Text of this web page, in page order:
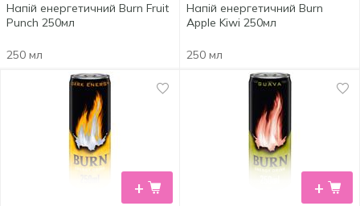
Напій енергетичний Burn Fruit
Punch 250мл
250 мл
Напій енергетичний Burn
Apple Kiwi 250мл
250 мл
+ +